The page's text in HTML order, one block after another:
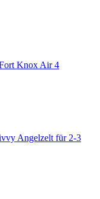
Knox Air 4
Angelzelt für 2-3